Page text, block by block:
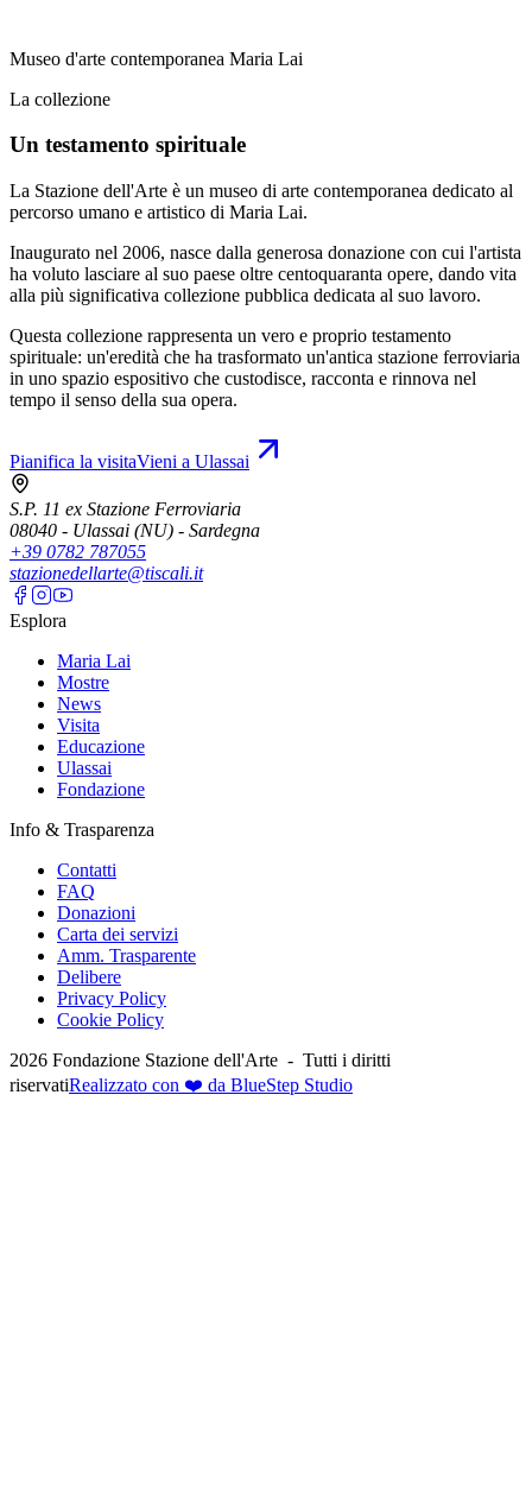
Museo d'arte contemporanea Maria Lai
La collezione
Un testamento spirituale
La Stazione dell'Arte è un museo di arte contemporanea dedicato al
percorso umano e artistico di Maria Lai.
Inaugurato nel 2006, nasce dalla generosa donazione con cui l'artista
ha voluto lasciare al suo paese oltre centoquaranta opere, dando vita
alla più significativa collezione pubblica dedicata al suo lavoro.
Questa collezione rappresenta un vero e proprio testamento
spirituale: un'eredità che ha trasformato un'antica stazione ferroviaria
in uno spazio espositivo che custodisce, racconta e rinnova nel
tempo il senso della sua opera.
Pianifica la visitaVieni a Ulassai
S.P. 11 ex Stazione Ferroviaria
08040 - Ulassai (NU) - Sardegna
+39 0782 787055
stazionedellarte@tiscali.it
Esplora
Maria Lai
Mostre
News
Visita
Educazione
Ulassai
Fondazione
Info & Trasparenza
Contatti
FAQ
Donazioni
Carta dei servizi
Amm. Trasparente
Delibere
Privacy Policy
Cookie Policy
2026 Fondazione Stazione dell'Arte - Tutti i diritti
riservatiRealizzato con ❤️ da BlueStep Studio